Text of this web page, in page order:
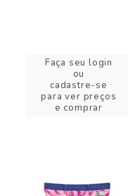
Faça seu login
ou
cadastre-se
para ver preços
e comprar